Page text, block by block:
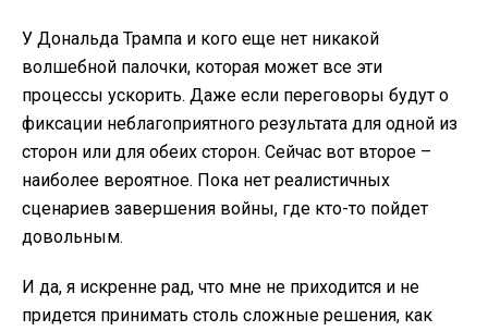
У Дональда Трампа и кого еще нет никакой
волшебной палочки, которая может все эти
процессы ускорить. Даже если переговоры будут о
фиксации неблагоприятного результата для одной из
сторон или для обеих сторон. Сейчас вот второе –
наиболее вероятное. Пока нет реалистичных
сценариев завершения войны, где кто-то пойдет
довольным.
И да, я искренне рад, что мне не приходится и не
придется принимать столь сложные решения, как